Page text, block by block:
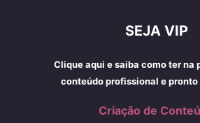
SEJA VIP
Clique aqui e saiba como ter na
conteúdo profissional e pronto
Criação de